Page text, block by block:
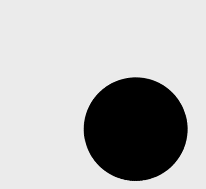
Positivo SEG identifica mudança nos
hábitos de videomonitoramento em
pequenos negócios
Câmeras Wi-Fi, que eram usadas para fins de
segurança residencial, passam a apoiar as
rotinas operacionais de empreendedores, que as